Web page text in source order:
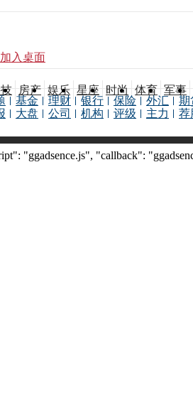
加入桌面
房产 娱乐 星座 时尚 体育 军事
基金 理财 银行 保险 外汇 期
大盘 公司 机构 评级 主力 荐
"ggadsence.js", "callback":